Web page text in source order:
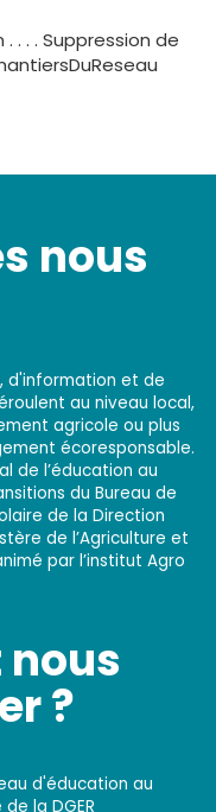
. . . . Suppression de
nous
d'information et de
au niveau local,
agricole ou plus
écoresponsable.
de l’éducation au
du Bureau de
de la Direction
de l’Agriculture et
par l’institut Agro
?
d'éducation au
la DGER